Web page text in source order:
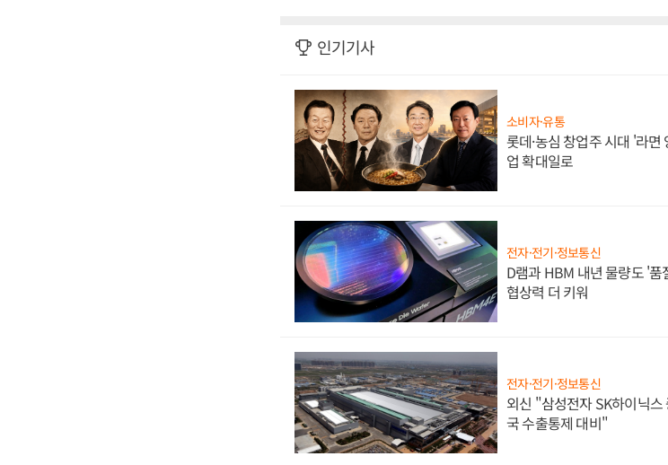
인기기사
소비자·유통
롯데·농심 창업주 시대 '라
업 확대일로
전자·전기·정보통신
D램과 HBM 내년 물량도 '
협상력 더 키워
전자·전기·정보통신
외신 "삼성전자 SK하이닉스
국 수출통제 대비"